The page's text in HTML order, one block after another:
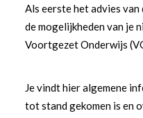
Als eerste het advies van
de mogelijkheden van je
Voortgezet Onderwijs
Je vindt hier algemene
tot stand gekomen is en